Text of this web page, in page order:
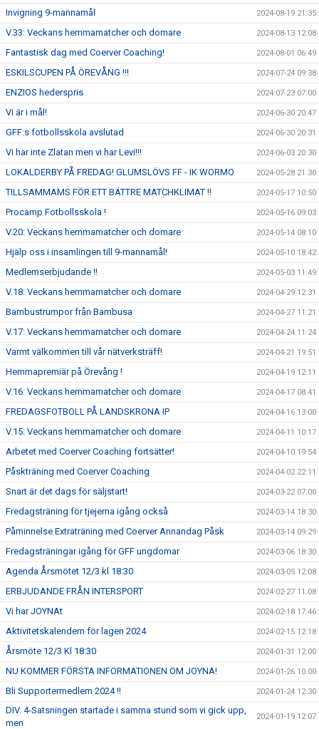
Invigning 9-mannamål 2024-08-19 21:35
V.33: Veckans hemmamatcher och domare 2024-08-13 12:08
Fantastisk dag med Coerver Coaching! 2024-08-01 06:49
ESKILSCUPEN PÅ ÖREVÅNG !!! 2024-07-24 09:38
ENZIOS hederspris 2024-07-23 07:00
Vi är i mål! 2024-06-30 20:47
GFF:s fotbollsskola avslutad 2024-06-30 20:31
Vi har inte Zlatan men vi har Levi!!! 2024-06-03 20:30
LOKALDERBY PÅ FREDAG! GLUMSLÖVS FF - IK WORMO 2024-05-28 21:30
TILLSAMMAMS FÖR ETT BÄTTRE MATCHKLIMAT !! 2024-05-17 10:50
Procamp Fotbollsskola ! 2024-05-16 09:03
V.20: Veckans hemmamatcher och domare 2024-05-14 08:10
Hjälp oss i insamlingen till 9-mannamål! 2024-05-10 18:42
Medlemserbjudande !! 2024-05-03 11:49
V.18: Veckans hemmamatcher och domare 2024-04-29 12:31
Bambustrumpor från Bambusa 2024-04-27 11:21
V.17: Veckans hemmamatcher och domare 2024-04-24 11:24
Varmt välkommen till vår nätverksträff! 2024-04-21 19:51
Hemmapremiär på Örevång ! 2024-04-19 12:11
V.16: Veckans hemmamatcher och domare 2024-04-17 08:41
FREDAGSFOTBOLL PÅ LANDSKRONA IP 2024-04-16 13:00
V.15: Veckans hemmamatcher och domare 2024-04-11 10:17
Arbetet med Coerver Coaching fortsätter! 2024-04-10 19:54
Påskträning med Coerver Coaching 2024-04-02 22:11
Snart är det dags för säljstart! 2024-03-22 07:00
Fredagsträning för tjejerna igång också 2024-03-14 18:30
Påminnelse Extraträning med Coerver Annandag Påsk 2024-03-14 09:29
Fredagsträningar igång för GFF ungdomar 2024-03-06 18:30
Agenda Årsmötet 12/3 kl 18:30 2024-03-05 12:08
ERBJUDANDE FRÅN INTERSPORT 2024-02-27 11:08
Vi har JOYNAt 2024-02-18 17:46
Aktivitetskalendern för lagen 2024 2024-02-15 12:18
Årsmöte 12/3 Kl 18:30 2024-01-31 12:00
NU KOMMER FÖRSTA INFORMATIONEN OM JOYNA! 2024-01-26 10:00
Bli Supportermedlem 2024 !! 2024-01-24 12:30
DIV. 4-Satsningen startade i samma stund som vi gick upp,
men
2024-01-19 12:07